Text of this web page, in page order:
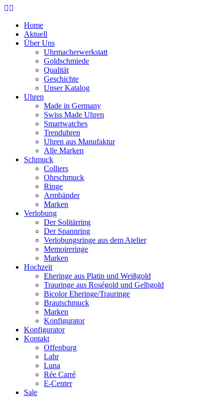
Home
Aktuell
Über Uns
Uhrmacherwerkstatt
Goldschmiede
Qualität
Geschichte
Unser Katalog
Uhren
Made in Germany
Swiss Made Uhren
Smartwatches
Trenduhren
Uhren aus Manufaktur
Alle Marken
Schmuck
Colliers
Ohrschmuck
Ringe
Armbänder
Marken
Verlobung
Der Solitärring
Der Spannring
Verlobungsringe aus dem Atelier
Memoireringe
Marken
Hochzeit
Eheringe aus Platin und Weißgold
Trauringe aus Roségold und Gelbgold
Bicolor Eheringe/Trauringe
Brautschmuck
Marken
Konfigurator
Konfigurator
Kontakt
Offenburg
Lahr
Luna
Rée Carré
E-Center
Sale